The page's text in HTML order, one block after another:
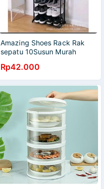
Amazing Shoes Rack Rak
sepatu 10Susun Murah
Rp42.000